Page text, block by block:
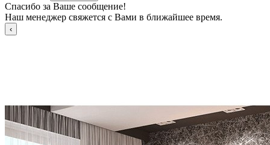
Спасибо за Ваше сообщение!
Наш менеджер свяжется с Вами в ближайшее время.